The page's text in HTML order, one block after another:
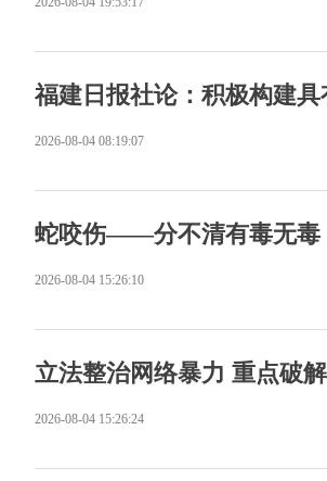
福建日报社论：积极构建
2026-08-04 08:19:07
蛇咬伤——分不清有毒无毒
2026-08-04 15:26:10
立法整治网络暴力 重点破
2026-08-04 15:26:24